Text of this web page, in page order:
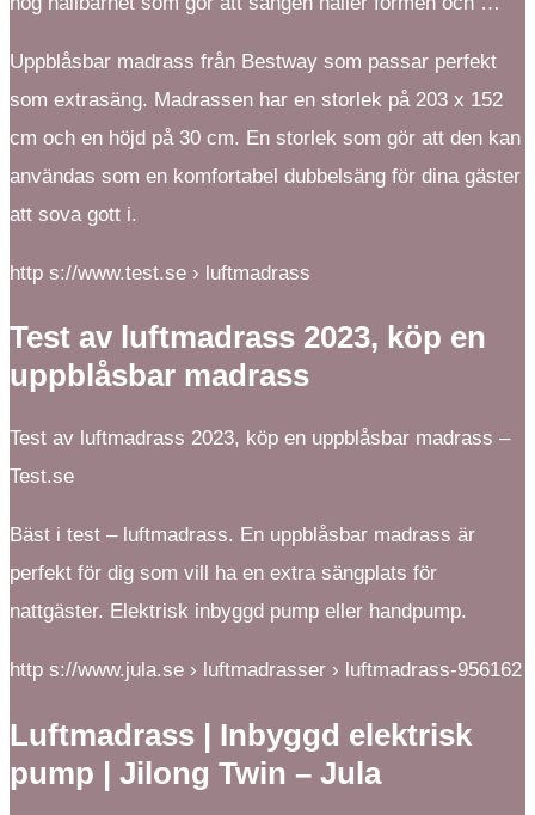
Uppblåsbar madrass från Bestway som passar perfekt
som extrasäng. Madrassen har en storlek på 203 x 152
cm och en höjd på 30 cm. En storlek som gör att den kan
användas som en komfortabel dubbelsäng för dina gäster
att sova gott i.
http s://www.test.se › luftmadrass
Test av luftmadrass 2023, köp en
uppblåsbar madrass
Test av luftmadrass 2023, köp en uppblåsbar madrass –
Test.se
Bäst i test – luftmadrass. En uppblåsbar madrass är
perfekt för dig som vill ha en extra sängplats för
nattgäster. Elektrisk inbyggd pump eller handpump.
http s://www.jula.se › luftmadrasser › luftmadrass-956162
Luftmadrass | Inbyggd elektrisk
pump | Jilong Twin – Jula